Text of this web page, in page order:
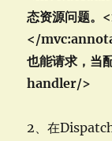
态资源问题
</
也能请求，
handler/>
2、在